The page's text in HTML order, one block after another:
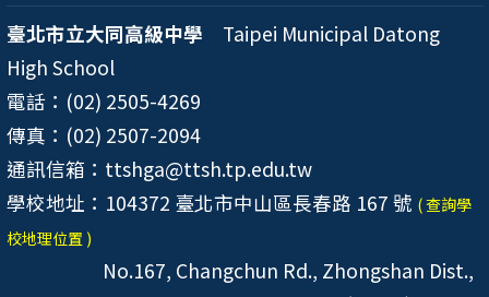
臺北市立大同高級中學 Taipei Municipal Datong
High School
電話：(02) 2505-4269
傳真：(02) 2507-2094
通訊信箱：ttshga@ttsh.tp.edu.tw
學校地址：104372 臺北市中山區長春路 167 號 ( 查詢學
校地理位置 )
No.167, Changchun Rd., Zhongshan Dist.,